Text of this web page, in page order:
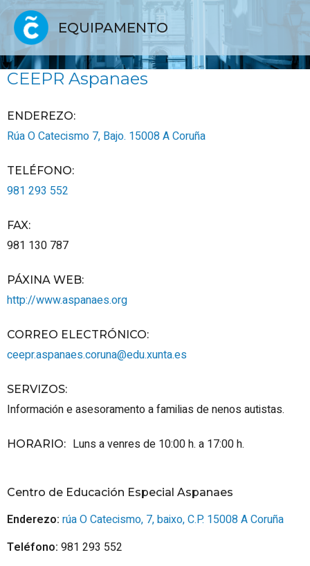
EQUIPAMENTO
CEEPR Aspanaes
ENDEREZO:
Rúa O Catecismo 7, Bajo. 15008A Coruña
TELÉFONO:
981 293 552
FAX:
981 130 787
PÁXINA WEB:
http://www.aspanaes.org
CORREO ELECTRÓNICO:
ceepr.aspanaes.coruna@edu.xunta.es
SERVIZOS:
Información e asesoramento a familias de nenos autistas.
HORARIO: Luns a venres de 10:00 h. a 17:00 h.
Centro de Educación Especial Aspanaes
Enderezo: rúa O Catecismo, 7, baixo, C.P. 15008 A Coruña
Teléfono: 981 293 552